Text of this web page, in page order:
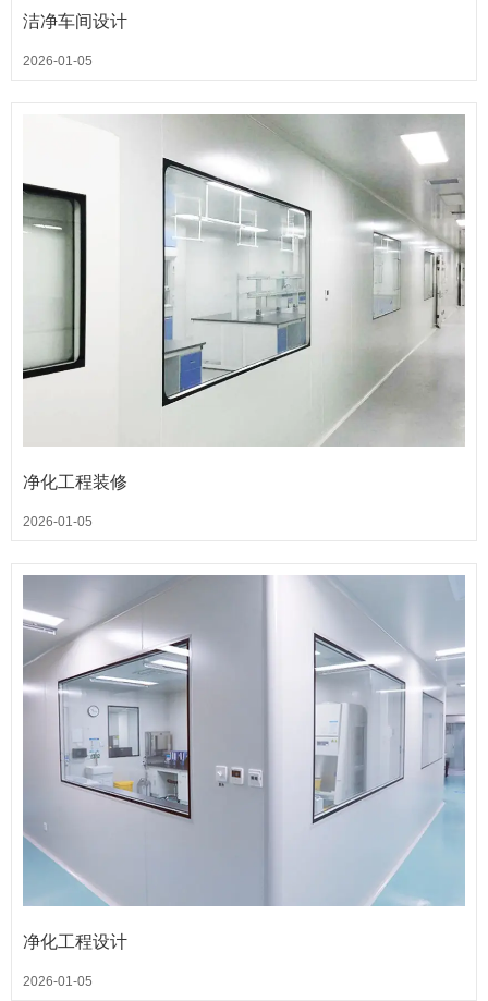
洁净车间设计
2026-01-05
净化工程装修
2026-01-05
净化工程设计
2026-01-05